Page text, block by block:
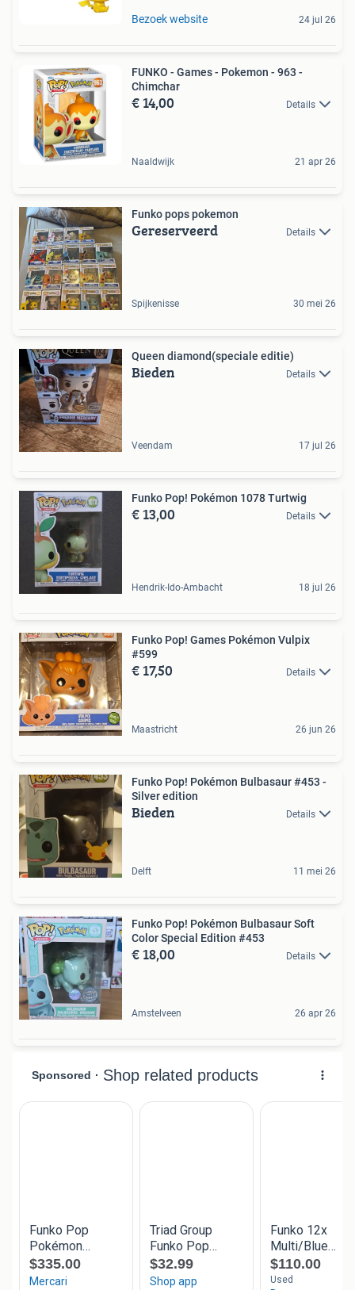
Bezoek website 24 jul 26
FUNKO - Games - Pokemon - 963 -
Chimchar
€ 14,00 Details
Naaldwijk 21 apr 26
Funko pops pokemon
Gereserveerd Details
Spijkenisse 30 mei 26
Queen diamond(speciale editie)
Bieden Details
Veendam 17 jul 26
Funko Pop! Pokémon 1078 Turtwig
€ 13,00 Details
Hendrik-Ido-Ambacht 18 jul 26
Funko Pop! Games Pokémon Vulpix
#599
€ 17,50 Details
Maastricht 26 jun 26
Funko Pop! Pokémon Bulbasaur #453 -
Silver edition
Bieden Details
Delft 11 mei 26
Funko Pop! Pokémon Bulbasaur Soft
Color Special Edition #453
€ 18,00 Details
Amstelveen 26 apr 26